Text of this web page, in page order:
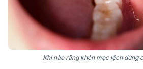
Khi nào răng khôn mọc lệch đứng